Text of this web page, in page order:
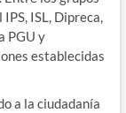
ISL, Dipreca,
PGU y
establecidas
a la ciudadanía